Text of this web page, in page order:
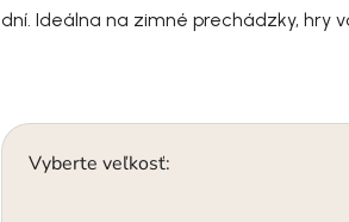
dní. Ideálna na zimné prechádzky, hry
Vyberte veľkosť: